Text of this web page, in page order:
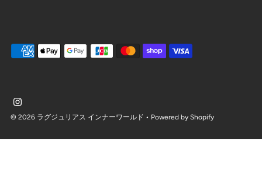
© 2026 ラグジュリアス インナーワールド • Powered by Shopify